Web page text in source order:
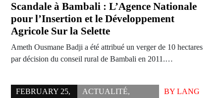
Scandale à Bambali : L’Agence Nationale
pour l’Insertion et le Développement
Agricole Sur la Selette
Ameth Ousmane Badji a été attribué un verger de 10 hectares
par décision du conseil rural de Bambali en 2011.…
FEBRUARY 25,
ACTUALITÉ,
BY LANG